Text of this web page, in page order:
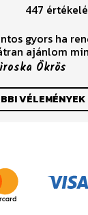
447
gyors ha
ajánlom
Ökrös
VÉLEMÉNYEK